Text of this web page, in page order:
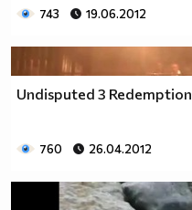
743 19.06.2012
Undisputed 3
760 26.04.2012